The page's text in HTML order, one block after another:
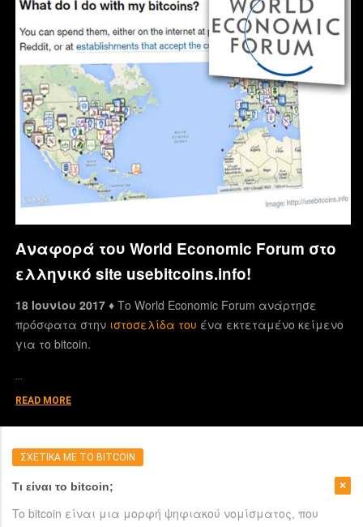
Αναφορά του World Economic Forum στο
ελληνικό site usebitcoins.info!
18 Ιουνίου 2017 ♦Το World Economic Forum ανάρτησε
πρόσφατα στην ιστοσελίδα του ένα εκτεταμένο κείμενο
για το bitcoin.
READ MORE
ΣΧΕΤΙΚΑ ΜΕ ΤΟ BITCOIN
Τι είναι το bitcoin;
To bitcoin είναι μια μορφή ψηφιακού νομίσματος, που